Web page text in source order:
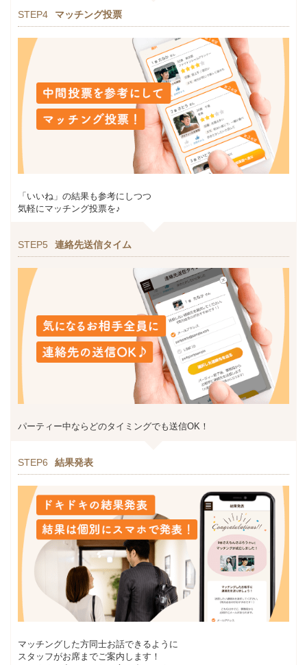
STEP4 マッチング投票
「いいね」の結果も参考にしつつ
気軽にマッチング投票を♪
STEP5 連絡先送信タイム
パーティー中ならどのタイミングでも送信OK！
STEP6 結果発表
マッチングした方同士お話できるように
スタッフがお席までご案内します！